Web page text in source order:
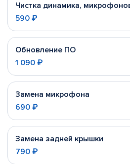
Чистка динамика,
590 ₽
Обновление ПО
1 090 ₽
Замена микрофона
690 ₽
Замена задней крышки
790 ₽